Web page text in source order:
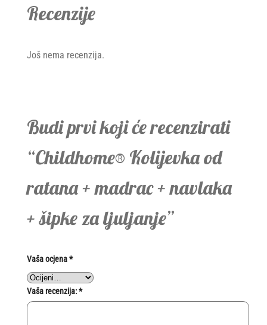
Recenzije
Još nema recenzija.
Budi prvi koji će recenzirati
“Childhome® Kolijevka od
ratana + madrac + navlaka
+ šipke za ljuljanje”
Vaša ocjena*
Vaša recenzija:*